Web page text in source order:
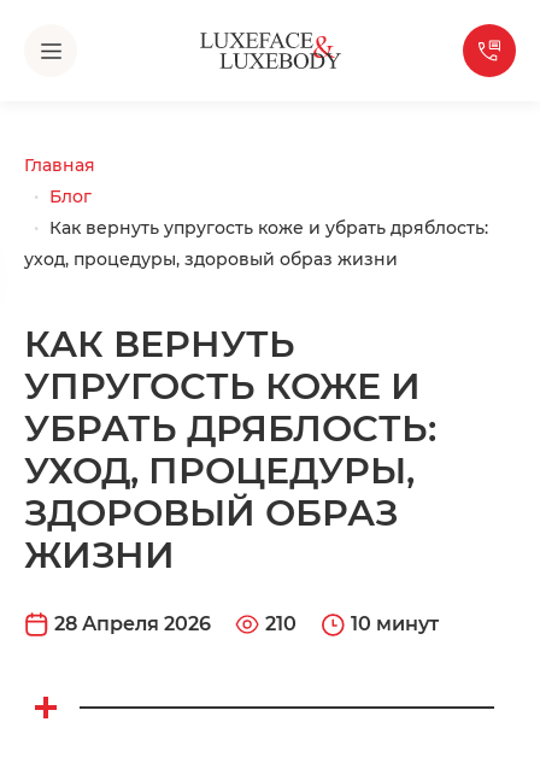
Главная
Блог
Как вернуть упругость коже и убрать дряблость:
уход, процедуры, здоровый образ жизни
КАК ВЕРНУТЬ
УПРУГОСТЬ КОЖЕ И
УБРАТЬ ДРЯБЛОСТЬ:
УХОД, ПРОЦЕДУРЫ,
ЗДОРОВЫЙ ОБРАЗ
ЖИЗНИ
28 Апреля 2026 210 10 минут